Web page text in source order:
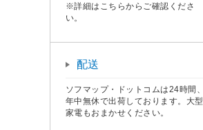
※詳細はこちらからご確認くださ
い。
配送
ソフマップ・ドットコムは24時間、
年中無休で出荷しております。大型
家電もおまかせください。